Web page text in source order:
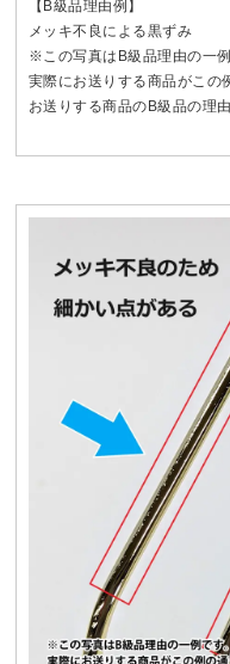
【B級品理由例】
メッキ不良による黒ずみ
※この写真はB級品理由の一例
実際にお送りする商品がこの
お送りする商品のB級品の理